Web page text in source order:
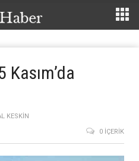
Kasım’da
KESKIN
0 İÇERIK